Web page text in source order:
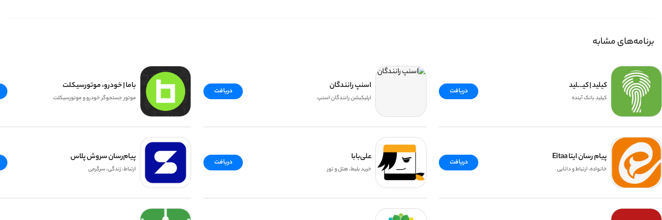
برنامه‌های مشابه
کیلید | کیـ.ـلید
کیلید بانک آینده
دریافت
پیام رسان ایتا Eitaa
خانواده، ارتباط و دانایی
دریافت
اسنپ رانندگان
اپلیکیشن رانندگان اسنپ
دریافت
علی‌بابا
خرید بلیط، هتل و تور
دریافت
باما | خودرو، موتورسیکلت
موتور جستجوگر خودرو و موتورسیکلت
پیام‌رسان سروش پلاس
ارتباط، زندگی، سرگرمی